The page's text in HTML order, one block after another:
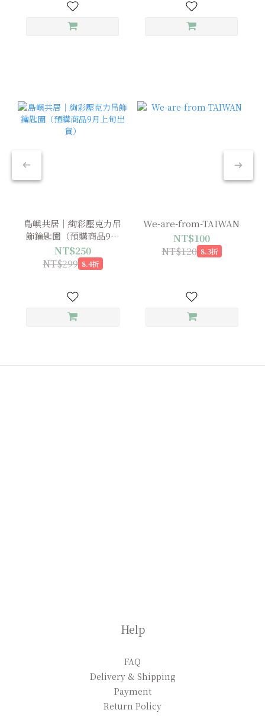
島嶼共居｜絢彩壓克力吊
飾鑰匙圈（預購商品9月
上旬出貨）
NT$250
NT$299 8.4折
We-are-from-TAIWAN
NT$100
NT$120 8.3折
Help
FAQ
Delivery & Shipping
Payment
Return Policy